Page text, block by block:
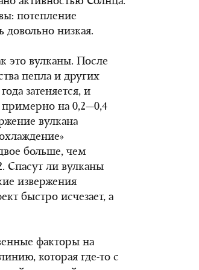
потепление
довольно низкая.
это вулканы. После
пепла и других
затеняется, и
примерно на 0,2—0,4
вулкана
больше, чем
Спасут ли вулканы
извержения
быстро исчезает, а
факторы на
которая где-то с